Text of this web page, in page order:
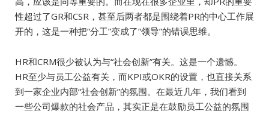
性超过了GR和CSR，甚至后两者都是围绕着PR的中心工作展
开的，这是一种把“分工”变成了“领导”的错误思维。
HR和CRM很少被认为与“社会创新”有关。这是一个遗憾。
HR至少与员工公益有关，而KPI或OKR的设置，也直接关系
到一家企业内部“社会创新”的氛围。在最近几年，我们看到
一些公司爆款的社会产品，其实正是在鼓励员工公益的氛围